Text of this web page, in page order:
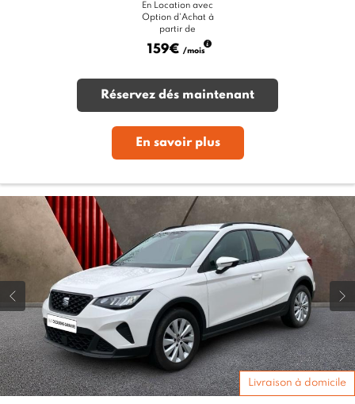
En Location avec
Option d'Achat à
partir de
159€ /mois
Réservez dés maintenant
En savoir plus
Livraison à domicile